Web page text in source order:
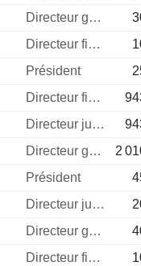
Directeur general
Directeur financier
Président
Directeur financier
Directeur juridique
Directeur general
2
Président
Directeur juridique
Directeur general
Directeur financier